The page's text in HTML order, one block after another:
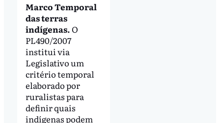
Marco Temporal
das terras
indígenas.O
PL490/2007
institui via
Legislativo um
critério temporal
elaborado por
ruralistas para
definir quais
indígenas podem